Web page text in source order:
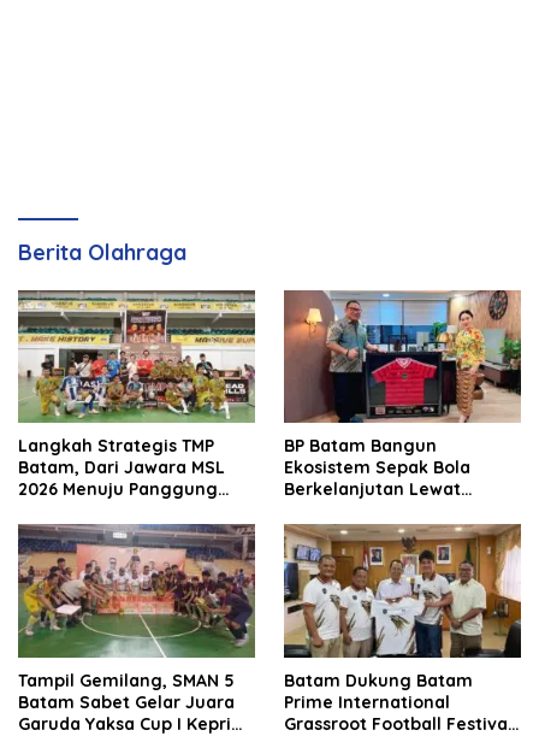
Berita Olahraga
Langkah Strategis TMP
Batam, Dari Jawara MSL
2026 Menuju Panggung
BP Batam Bangun
Ekosistem Sepak Bola
Berkelanjutan Lewat
Tampil Gemilang, SMAN 5
Batam Sabet Gelar Juara
Garuda Yaksa Cup I Kepri
Batam Dukung Batam
Prime International
Grassroot Football Festival